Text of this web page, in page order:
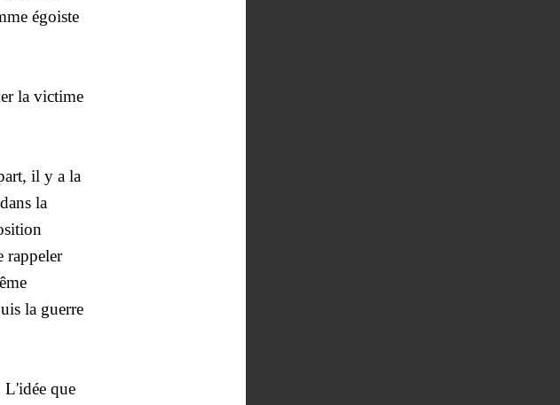
égoiste
la victime
il y a la
la
rappeler
la guerre
L'idée que